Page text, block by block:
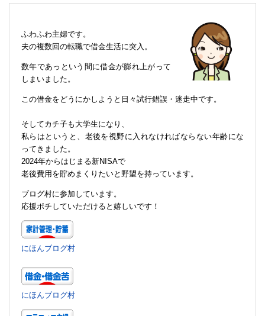
ふわふわ主婦です。
夫の複数回の転職で借金生活に突入。
数年であっという間に借金が膨れ上がって
しまいました。
この借金をどうにかしようと日々試行錯誤・迷走中です。
そしてカチ子も大学生になり、
私らはというと、老後を視野に入れなければならない年齢にな
ってきました。
2024年からはじまる新NISAで
老後費用を貯めまくりたいと野望を持っています。
ブログ村に参加しています。
応援ポチしていただけると嬉しいです！
にほんブログ村
にほんブログ村